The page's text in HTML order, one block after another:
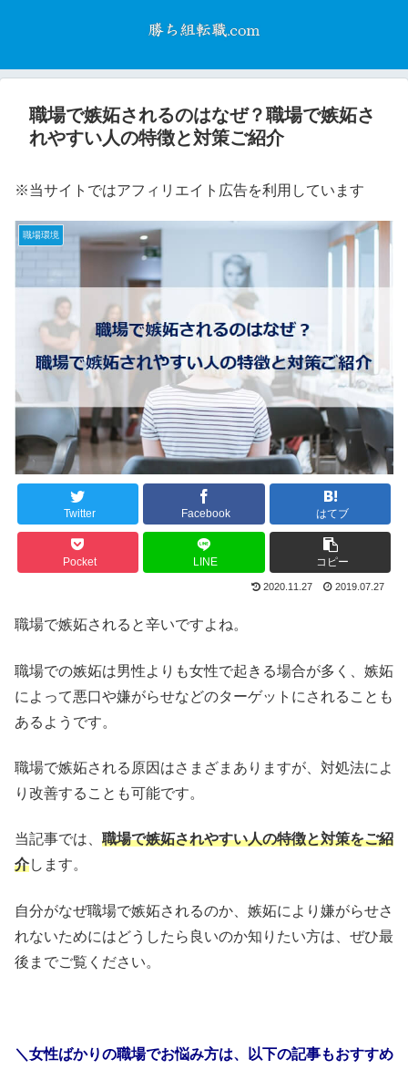
職場で嫉妬されるのはなぜ？職場で嫉妬さ
れやすい人の特徴と対策ご紹介
※当サイトではアフィリエイト広告を利用しています
職場環境
Twitter Facebook はてブ
Pocket LINE コピー
2020.11.27 2019.07.27
職場で嫉妬されると辛いですよね。
職場での嫉妬は男性よりも女性で起きる場合が多く、嫉妬
によって悪口や嫌がらせなどのターゲットにされることも
あるようです。
職場で嫉妬される原因はさまざまありますが、対処法によ
り改善することも可能です。
当記事では、 職場で嫉妬されやすい人の特徴と対策をご紹
介します。
自分がなぜ職場で嫉妬されるのか、嫉妬により嫌がらせさ
れないためにはどうしたら良いのか知りたい方は、ぜひ最
後までご覧ください。
＼女性ばかりの職場でお悩み方は、以下の記事もおすすめ